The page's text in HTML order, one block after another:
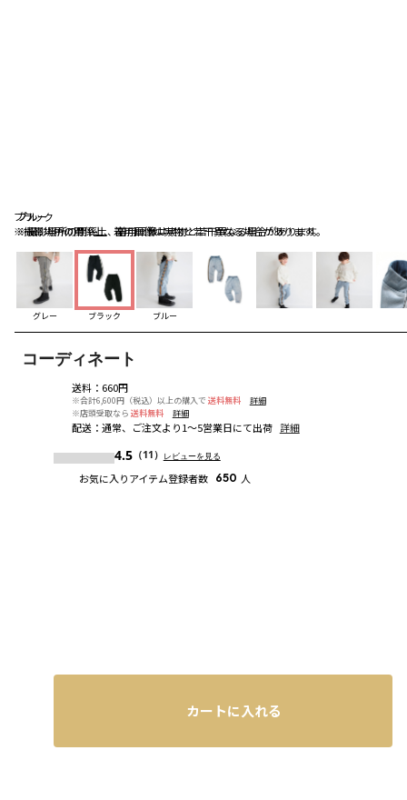
ブラック
※撮影場所の関係上、着用画像は実物と若干異なる場合があります。
ブルー
※撮影場所の関係上、着用画像は実物と若干異なる場合があります。
ブルー
グレー ブラック ブルー
コーディネート
送料： 660円
※合計6,600円（税込）以上の購入で 送料無料
詳細
※店頭受取なら 送料無料 詳細
配送： 通常、ご注文より1～5営業日にて出荷 詳細
4.5（11） レビューを見る
お気に入りアイテム登録者数 650 人
カートに入れる